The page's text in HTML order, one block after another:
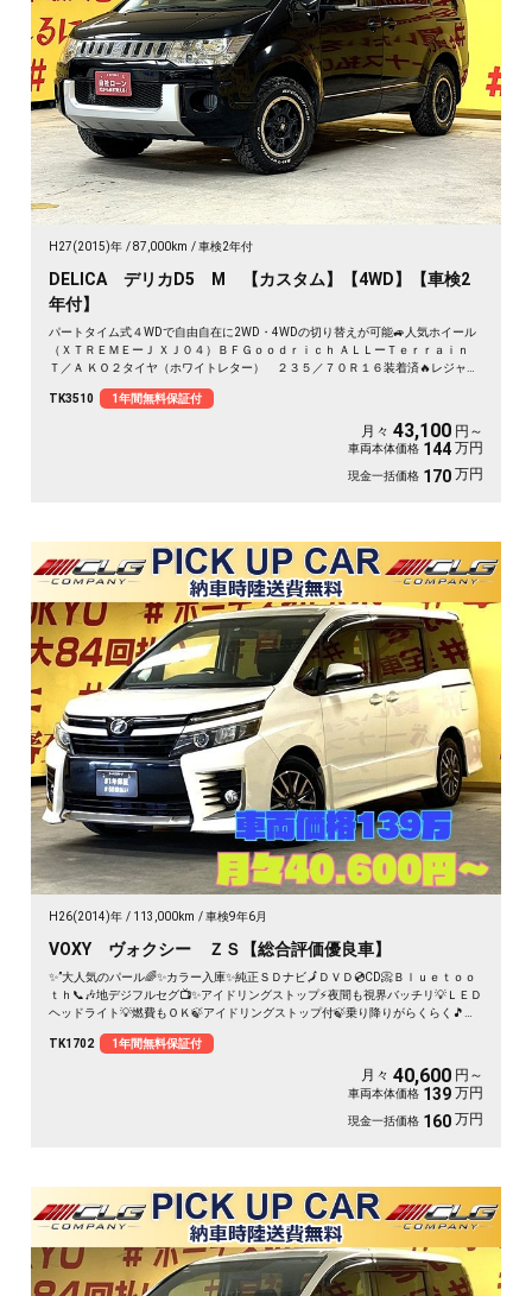
H27(2015)年 87,000km 車検2年付
DELICA デリカD5 M 【カスタム】【4WD】【車検2
年付】
パートタイム式４WDで自由自在に2WD・4WDの切り替えが可能🚙人気ホイール
（ＸＴＲＥＭＥーＪ ＸＪ０４）ＢＦＧｏｏｄｒｉｃｈ ＡＬＬーＴｅｒｒａｉｎ
Ｔ／Ａ ＫＯ２タイヤ（ホワイトレター） ２３５／７０Ｒ１６装着済🔥レジャー
スSDナビ🗾CD・DVD💿Bluetooth🎶フルセグＴＶ内蔵型📺走行中映像視聴可能😁
ALPINE製フリップダウンモニターで後席の方でもTVやDVDが楽しめます🎵両側
スライドドア＆左側電動スライドドアで楽々開閉可能📣夜間でも明るいＨＩＤヘ
TK3510 1年間無料保証付
月々 43,100 円～
車両本体価格 144 万円
現金一括価格 170 万円
H26(2014)年 113,000km 車検9年6月
VOXY ヴォクシー ＺＳ【総合評価優良車】
✨”大人気のパール🌈✨カラー入庫✨純正ＳＤナビ🗾ＤＶＤ💿CD📀Ｂｌｕｅｔｏｏ
ｔｈ📞🎶地デジフルセグ📺✨アイドリングストップ⚡夜間も視界バッチリ💡ＬＥＤ
ヘッドライト💡燃費もＯＫ🍃アイドリングストップ付🍃乗り降りがらくらく🎵ワ
両😍《1年保証》
TK1702 1年間無料保証付
月々 40,600 円～
車両本体価格 139 万円
現金一括価格 160 万円